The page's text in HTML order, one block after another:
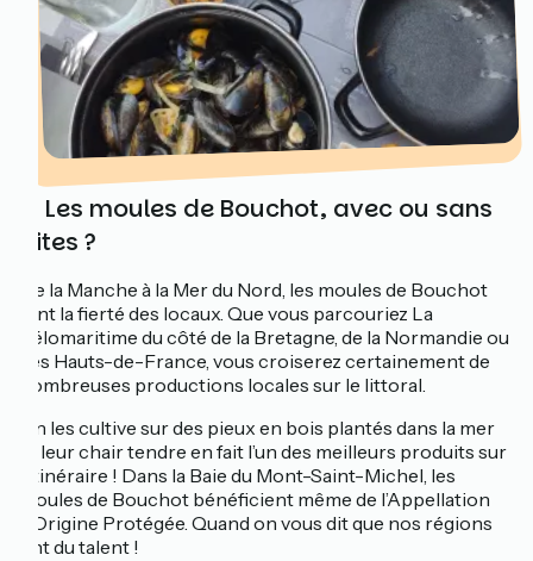
2. Les moules de Bouchot, avec ou sans
frites ?
De la Manche à la Mer du Nord, les moules de Bouchot
font la fierté des locaux. Que vous parcouriez La
Vélomaritime du côté de la Bretagne, de la Normandie ou
des Hauts-de-France, vous croiserez certainement de
nombreuses productions locales sur le littoral.
On les cultive sur des pieux en bois plantés dans la mer
et leur chair tendre en fait l’un des meilleurs produits sur
l’itinéraire ! Dans la Baie du Mont-Saint-Michel, les
moules de Bouchot bénéficient même de l’Appellation
d’Origine Protégée. Quand on vous dit que nos régions
ont du talent !